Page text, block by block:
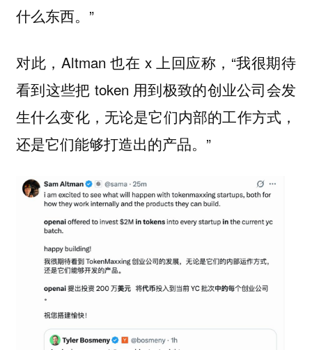
什么东西。”
对此，Altman 也在 x 上回应称，“我很期待
看到这些把 token 用到极致的创业公司会发
生什么变化，无论是它们内部的工作方式，
还是它们能够打造出的产品。”